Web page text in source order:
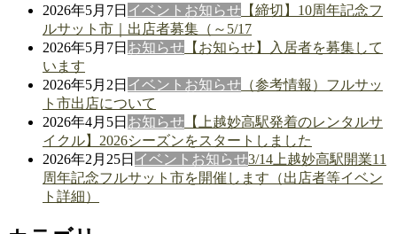
2026年5月7日 イベント お知らせ 【締切】10周年記念フ
ルサット市｜出店者募集（～5/17
2026年5月7日 お知らせ 【お知らせ】入居者を募集して
います
2026年5月2日 イベント お知らせ （参考情報）フルサッ
ト市出店について
2026年4月5日 お知らせ 【上越妙高駅発着のレンタルサ
イクル】2026シーズンをスタートしました
2026年2月25日 イベント お知らせ3/14上越妙高駅開業11
周年記念フルサット市を開催します（出店者等イベン
ト詳細）